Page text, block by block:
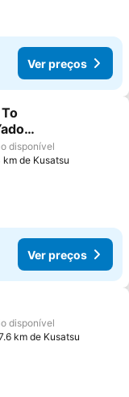
Ver preços
favoritos
disponível
km de Kusatsu
Ver preços
favoritos
disponível
km de Kusatsu